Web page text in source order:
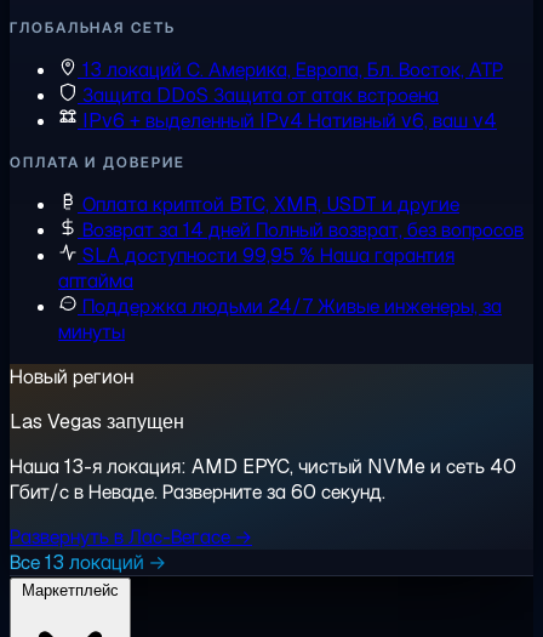
ГЛОБАЛЬНАЯ СЕТЬ
13 локаций С. Америка, Европа, Бл. Восток, АТР
Защита DDoS Защита от атак встроена
IPv6 + выделенный IPv4 Нативный v6, ваш v4
ОПЛАТА И ДОВЕРИЕ
Оплата криптой BTC, XMR, USDT и другие
Возврат за 14 дней Полный возврат, без вопросов
SLA доступности 99,95 % Наша гарантия
аптайма
Поддержка людьми 24/7Живые инженеры, за
минуты
Новый регион
Las Vegas запущен
Наша 13-я локация: AMD EPYC, чистый NVMe и сеть 40
Гбит/с в Неваде. Разверните за 60 секунд.
Развернуть в Лас-Вегасе →
Все 13 локаций →